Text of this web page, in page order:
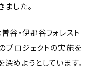
した。
谷・伊那谷フォレスト
プロジェクトの実施を
めようとしています。